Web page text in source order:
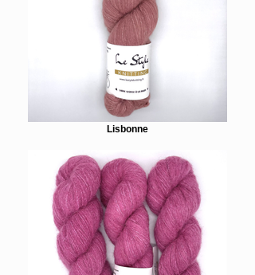
Lisbonne